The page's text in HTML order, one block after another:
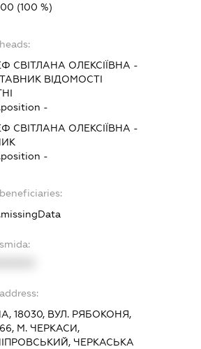
(100 %)
СВІТЛАНА ОЛЕКСІЇВНА -
ВІДОМОСТІ
-
СВІТЛАНА ОЛЕКСІЇВНА -
-
18030, ВУЛ. РЯБОКОНЯ,
М. ЧЕРКАСИ,
ЧЕРКАСЬКА